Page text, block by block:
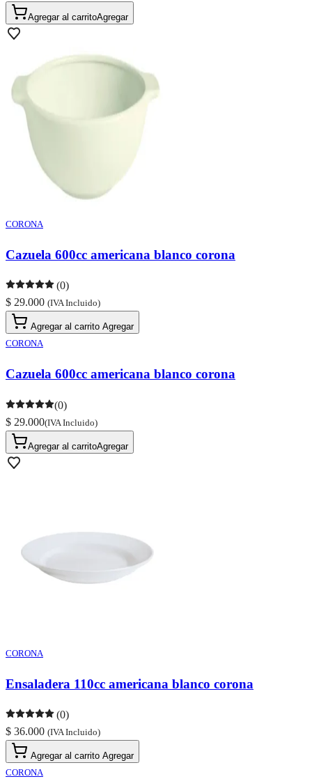
Agregar al carritoAgregar
CORONA
Cazuela 600cc americana blanco corona
(0)
$ 29.000 (IVA Incluido)
Agregar al carrito Agregar
CORONA
Cazuela 600cc americana blanco corona
(0)
$ 29.000(IVA Incluido)
Agregar al carritoAgregar
CORONA
Ensaladera 110cc americana blanco corona
(0)
$ 36.000 (IVA Incluido)
Agregar al carrito Agregar
CORONA